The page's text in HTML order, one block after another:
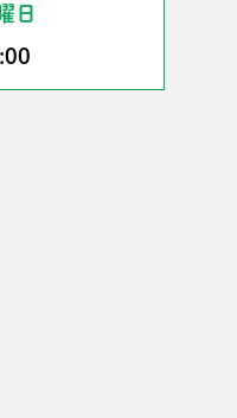
日